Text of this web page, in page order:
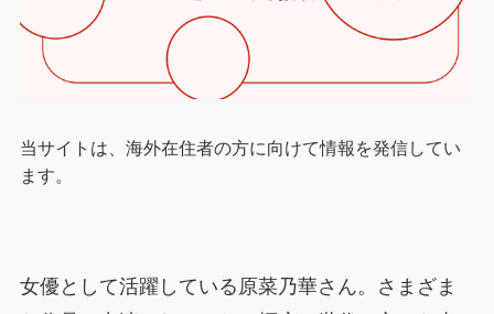
当サイトは、海外在住者の方に向けて情報を発信してい
ます。
女優として活躍している原菜乃華さん。さまざま